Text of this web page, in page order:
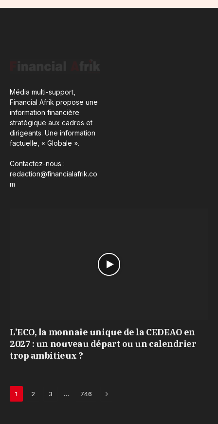
Média multi-support,
Financial Afrik propose une
information financière
stratégique aux cadres et
dirigeants. Une information
factuelle, « Globale ».
Contactez-nous :
redaction@financialafrik.co
m
L’ECO, la monnaie unique de la CEDEAO en
2027 : un nouveau départ ou un calendrier
trop ambitieux ?
1 2 3 … 746 Next